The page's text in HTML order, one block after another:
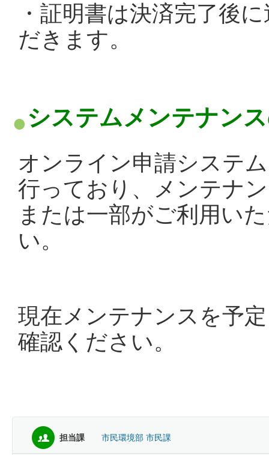
・証明書は決済完了後
だきます。
システムメンテナン
オンライン申請システ
行っており、メンテナ
または一部がご利用い
い。
現在メンテナンスを予
確認ください。
担当課 市民環境部 市民課